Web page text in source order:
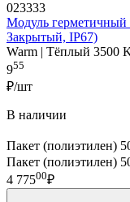
023333
Модуль
Закрытый, IP67)
Warm | Тёплый 3500
955
₽/шт
В наличии
Пакет (полиэтилен)
Пакет (полиэтилен)
4 77500₽